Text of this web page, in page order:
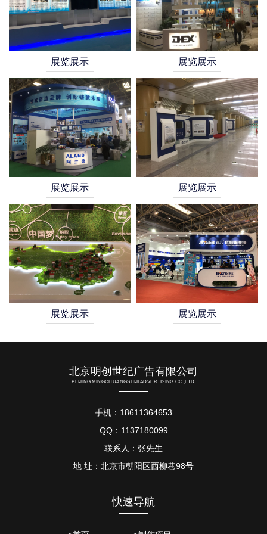
展览展示 展览展示
展览展示 展览展示
展览展示 展览展示
北京明创世纪广告有限公司
BEIJING MINGCHUANGSHIJI ADVERTISING CO.,LTD.
手机：18611364653
QQ：1137180099
联系人：张先生
地 址：北京市朝阳区西柳巷98号
快速导航